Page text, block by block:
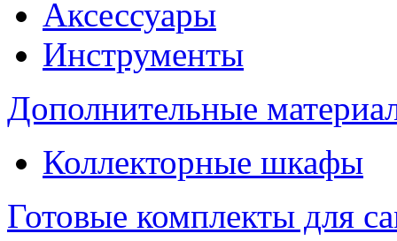
Аксессуары
Инструменты
Дополнительные
Коллекторные шкафы
Готовые комплекты для